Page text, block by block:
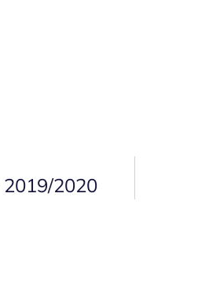
2019/2020